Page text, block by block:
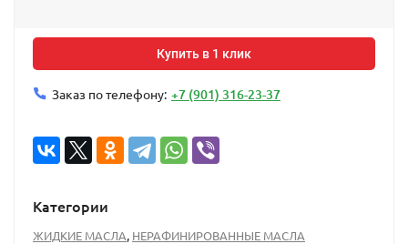
Купить в 1 клик
Заказ по телефону: +7 (901) 316-23-37
Категории
ЖИДКИЕ МАСЛА НЕРАФИНИРОВАННЫЕ МАСЛА